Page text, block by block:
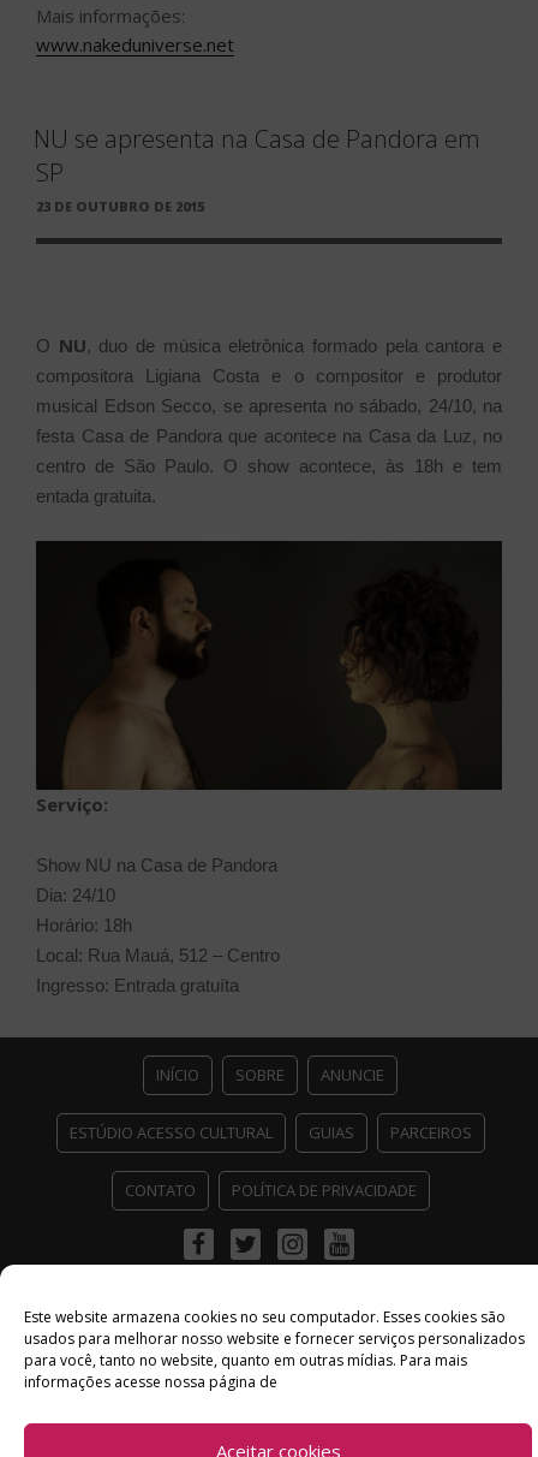
Este website armazena cookies no seu computador. Esses cookies são
usados ​​para melhorar nosso website e fornecer serviços personalizados
para você, tanto no website, quanto em outras mídias. Para mais
informações acesse nossa página de
Aceitar cookies
Mais informações:
www.nakeduniverse.net
NU se apresenta na Casa de Pandora em
SP
PUBLICADO
23 DE OUTUBRO DE 2015
O NU, duo de música eletrônica formado pela cantora e
compositora Ligiana Costa e o compositor e produtor
musical Edson Secco, se apresenta no sábado, 24/10, na
festa Casa de Pandora que acontece na Casa da Luz, no
centro de São Paulo. O show acontece, às 18h e tem
entada gratuita.
​Serviço:
Show NU na Casa de Pandora
Dia: 24/10
Horário: 18h
Local: Rua Mauá, 512 – Centro
Ingresso: Entrada gratuíta
INÍCIO SOBRE ANUNCIE
ESTÚDIO ACESSO CULTURAL GUIAS PARCEIROS
CONTATO POLÍTICA DE PRIVACIDADE
FacebookTwitterInstagramYoutube
Desenvolvido por